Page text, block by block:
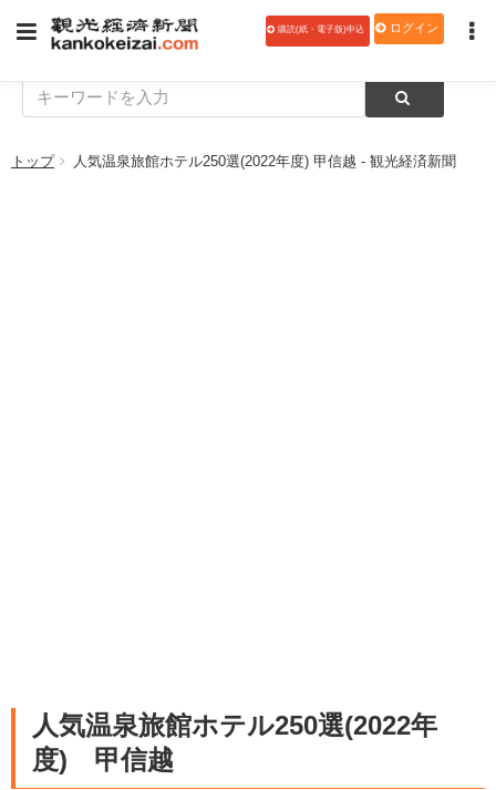
購読(紙・電子版)申込 ログイン
トップ 人気温泉旅館ホテル250選(2022年度) 甲信越 - 観光経済新聞
人気温泉旅館ホテル250選(2022年
度) 甲信越